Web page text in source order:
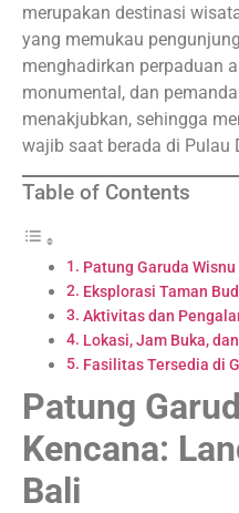
merupakan destinasi
yang memukau
menghadirkan perpaduan
monumental, dan
menakjubkan, sehingga
wajib saat berada di Pulau
Table of Contents
Patung Garuda
Eksplorasi Taman
Aktivitas dan
Lokasi, Jam Buka,
Fasilitas Tersedia di
Patung
Kencana:
Bali